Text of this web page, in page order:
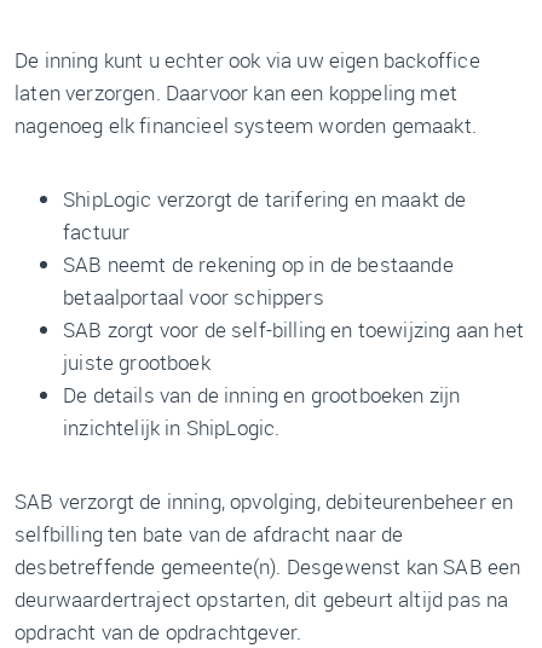
De inning kunt u echter ook via uw eigen backoffice
laten verzorgen. Daarvoor kan een koppeling met
nagenoeg elk financieel systeem worden gemaakt.
ShipLogic verzorgt de tarifering en maakt de
factuur
SAB neemt de rekening op in de bestaande
betaalportaal voor schippers
SAB zorgt voor de self-billing en toewijzing aan het
juiste grootboek
De details van de inning en grootboeken zijn
inzichtelijk in ShipLogic.
SAB verzorgt de inning, opvolging, debiteurenbeheer en
selfbilling ten bate van de afdracht naar de
desbetreffende gemeente(n). Desgewenst kan SAB een
deurwaardertraject opstarten, dit gebeurt altijd pas na
opdracht van de opdrachtgever.